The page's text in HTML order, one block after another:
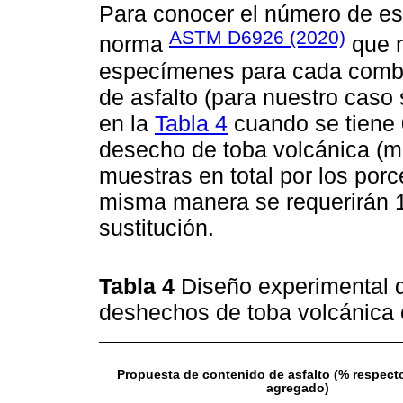
Para conocer el número de
norma ASTM D6926 (2020) que
especímenes para cada
de asfalto (para nuestro
en la Tabla 4 cuando se
desecho de toba volcánica
muestras en total por los
misma manera se requerirán
sustitución.
Tabla 4 Diseño experimental
deshechos de toba
Propuesta de contenido de asfalto (%
agregado)